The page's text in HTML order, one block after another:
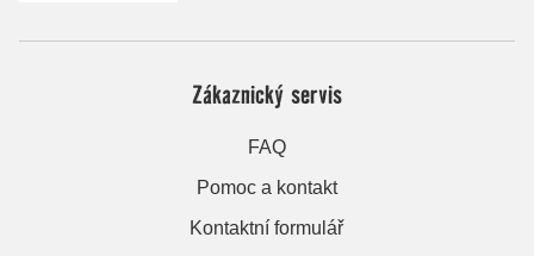
Zákaznický servis
FAQ
Pomoc a kontakt
Kontaktní formulář